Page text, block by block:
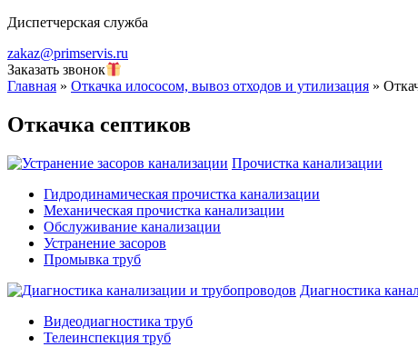
Диспетчерская служба
zakaz@primservis.ru
Заказать звонок
Главная » Откачка илососом, вывоз отходов и утилизация »
Откачка септиков
Прочистка канализации
Гидродинамическая прочистка канализации
Механическая прочистка канализации
Обслуживание канализации
Устранение засоров
Промывка труб
Диагностика
Видеодиагностика труб
Телеинспекция труб